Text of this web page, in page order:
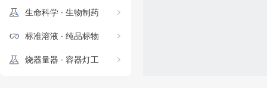
生命科学 · 生物制药
标准溶液 · 纯品标物
烧器量器 · 容器灯工